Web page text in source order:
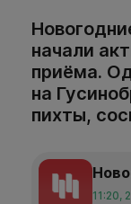
начали
приёма.
на
пихты,
11:20,